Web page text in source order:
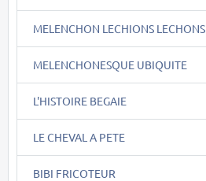
MELENCHON LECHIONS LECHONS
MELENCHONESQUE UBIQUITE
L'HISTOIRE BEGAIE
LE CHEVAL A PETE
BIBI FRICOTEUR